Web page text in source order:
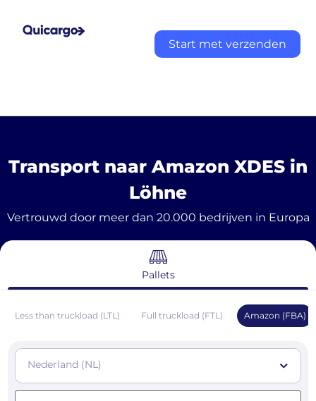
Start met verzenden
Transport naar Amazon XDES in
Löhne
Vertrouwd door meer dan 20.000 bedrijven in Europa
Pallets
Less than truckload (LTL) Full truckload (FTL) Amazon (FBA)
Nederland (NL)